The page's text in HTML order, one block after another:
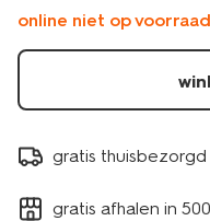
online niet op
gratis thuisbezorgd
gratis afhalen in